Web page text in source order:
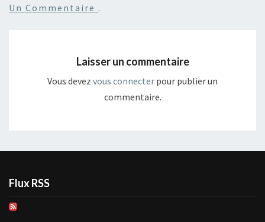
Un Commentaire .
Laisser un commentaire
Vous devez vous connecter pour publier un
commentaire.
Flux RSS